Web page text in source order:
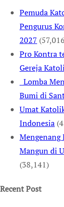
Pemuda
Pengurus
2027
Pro Kontra
Gereja
Lomba
Bumi di
Umat
Indonesia
Mengenang
Mangun di
(38,141)
Recent Post